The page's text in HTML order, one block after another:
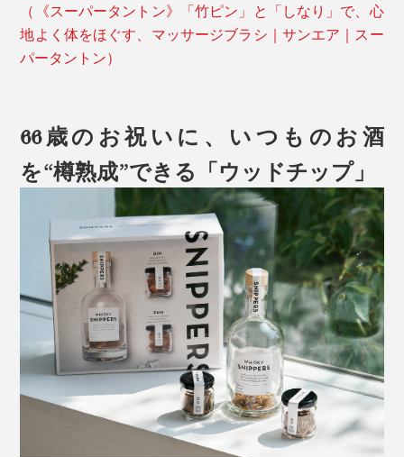
（《スーパータントン》「竹ピン」と「しなり」で、心
地よく体をほぐす、マッサージブラシ｜サンエア｜スー
パータントン）
66歳のお祝いに、いつものお酒
を“樽熟成”できる「ウッドチップ」